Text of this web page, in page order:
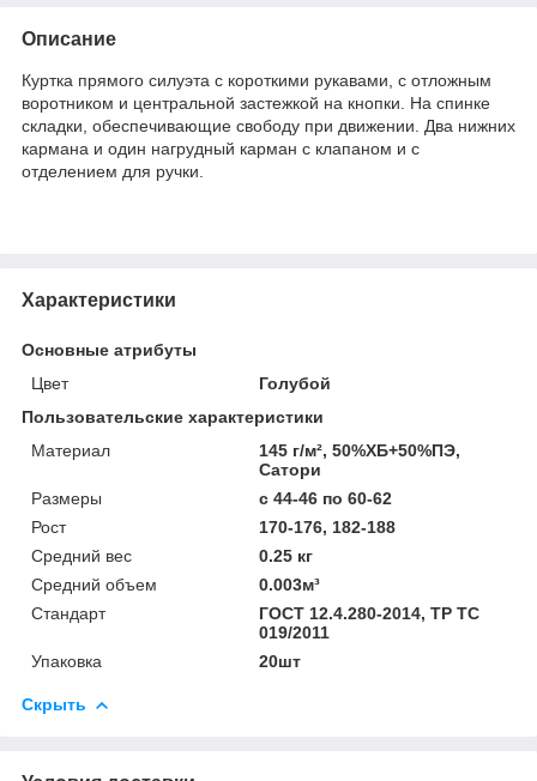
Описание
Куртка прямого силуэта с короткими рукавами, с отложным
воротником и центральной застежкой на кнопки. На спинке
складки, обеспечивающие свободу при движении. Два нижних
кармана и один нагрудный карман с клапаном и с
отделением для ручки.
Характеристики
Основные атрибуты
Цвет
Голубой
Пользовательские характеристики
Материал
145 г/м², 50%ХБ+50%ПЭ,
Сатори
Размеры
с 44-46 по 60-62
Рост
170-176, 182-188
Средний вес
0.25 кг
Средний объем
0.003м³
Стандарт
ГОСТ 12.4.280-2014, ТР ТС
019/2011
Упаковка
20шт
Скрыть